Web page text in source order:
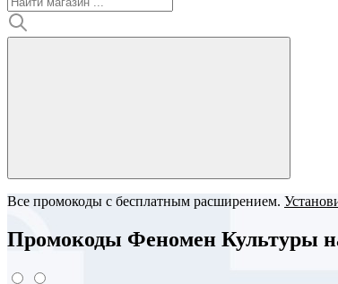
Все промокоды с бесплатным расширением.
Промокоды Феномен Культуры на